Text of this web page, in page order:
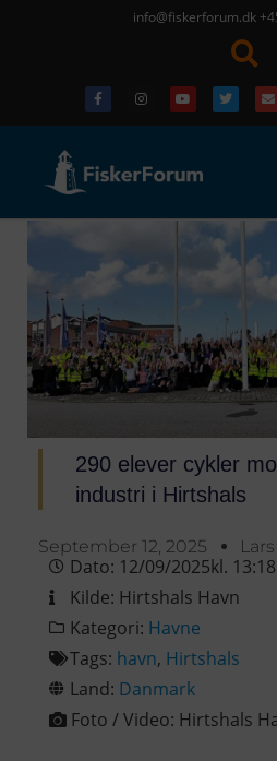
info@fiskerforum.dk
290 elever cykler
industri i Hirtshals
September 12, 2025
Dato: 12/09/2025kl. 13:18
Kilde: Hirtshals Havn
Kategori: Havne
Tags: havn, Hirtshals
Land: Danmark
Foto / Video: Hirtshals